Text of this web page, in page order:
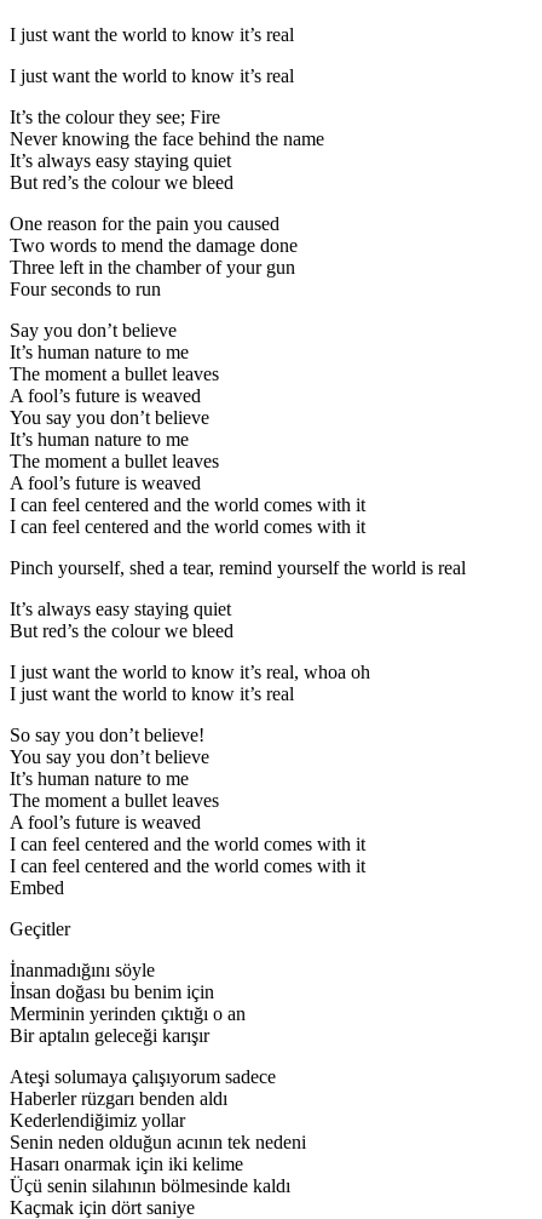
I just want the world to know it’s real
I just want the world to know it’s real
It’s the colour they see; Fire
Never knowing the face behind the name
It’s always easy staying quiet
But red’s the colour we bleed
One reason for the pain you caused
Two words to mend the damage done
Three left in the chamber of your gun
Four seconds to run
Say you don’t believe
It’s human nature to me
The moment a bullet leaves
A fool’s future is weaved
You say you don’t believe
It’s human nature to me
The moment a bullet leaves
A fool’s future is weaved
I can feel centered and the world comes with it
I can feel centered and the world comes with it
Pinch yourself, shed a tear, remind yourself the world is real
It’s always easy staying quiet
But red’s the colour we bleed
I just want the world to know it’s real, whoa oh
I just want the world to know it’s real
So say you don’t believe!
You say you don’t believe
It’s human nature to me
The moment a bullet leaves
A fool’s future is weaved
I can feel centered and the world comes with it
I can feel centered and the world comes with it
Embed
Geçitler
İnanmadığını söyle
İnsan doğası bu benim için
Merminin yerinden çıktığı o an
Bir aptalın geleceği karışır
Ateşi solumaya çalışıyorum sadece
Haberler rüzgarı benden aldı
Kederlendiğimiz yollar
Senin neden olduğun acının tek nedeni
Hasarı onarmak için iki kelime
Üçü senin silahının bölmesinde kaldı
Kaçmak için dört saniye